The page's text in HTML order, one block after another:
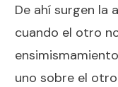
De ahí surgen la
cuando el otro
uno sobre el